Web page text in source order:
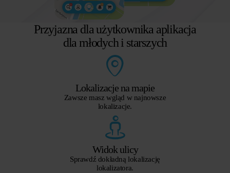
Przyjazna dla użytkownika aplikacja
dla młodych i starszych
Lokalizacje na mapie
Zawsze masz wgląd w najnowsze
lokalizacje.
Widok ulicy
Sprawdź dokładną lokalizację
lokalizatora.